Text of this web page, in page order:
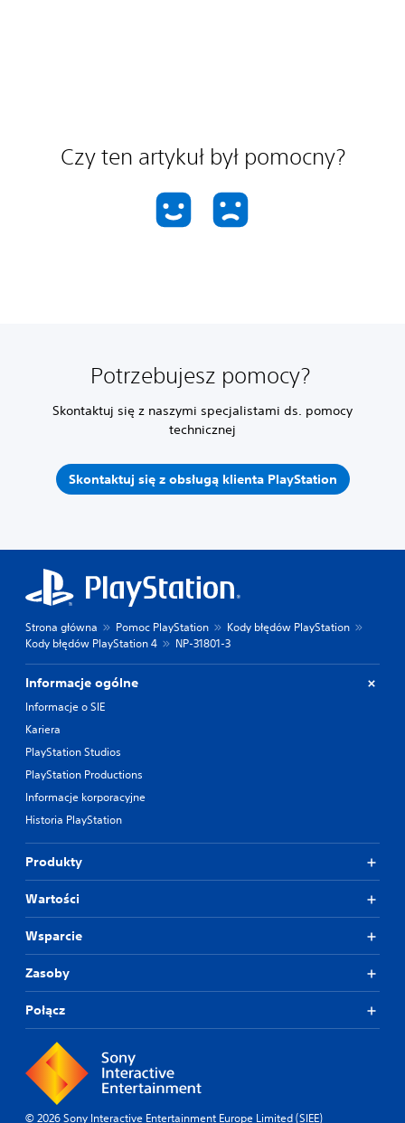
Czy ten artykuł był pomocny?
Potrzebujesz pomocy?
Skontaktuj się z naszymi specjalistami ds. pomocy
technicznej
Skontaktuj się z obsługą klienta PlayStation
Strona główna Pomoc PlayStation
Kody błędów PlayStation
Kody błędów PlayStation 4
NP-31801-3
Informacje ogólne
Informacje o SIE
Kariera
PlayStation Studios
PlayStation Productions
Informacje korporacyjne
Historia PlayStation
Produkty
Wartości
Wsparcie
Zasoby
Połącz
© 2026 Sony Interactive Entertainment Europe Limited (SIEE)